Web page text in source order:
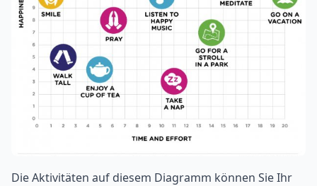
Die Aktivitäten auf diesem Diagramm können Sie Ihr